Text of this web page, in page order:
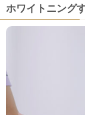
ホワイトニング